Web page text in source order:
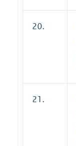
20.
21.